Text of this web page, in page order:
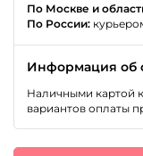
По Москве и
По России:
Информация об
Наличными картой
вариантов оплаты